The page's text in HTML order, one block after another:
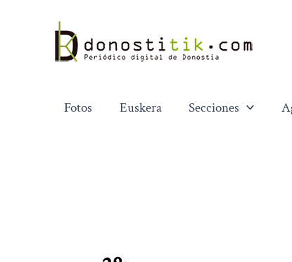
contenido
Fotos Euskera Secciones